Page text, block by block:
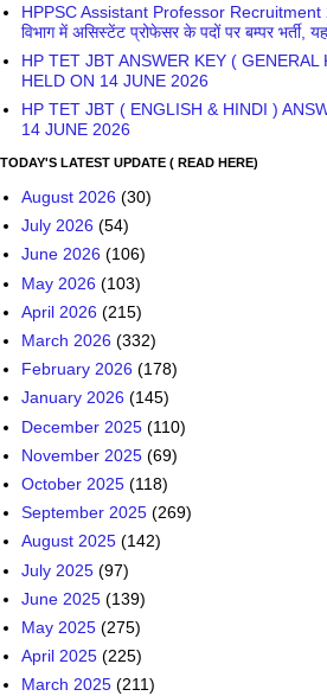
HPPSC Assistant Professor Recruitment
विभाग में असिस्टेंट प्रोफेसर के पदों पर बम्पर भर्ती,
HP TET JBT ANSWER KEY ( GENERAL
HELD ON 14 JUNE 2026
HP TET JBT ( ENGLISH & HINDI )
14 JUNE 2026
TODAY'S LATEST UPDATE ( READ HERE)
August 2026 (30)
July 2026 (54)
June 2026 (106)
May 2026 (103)
April 2026 (215)
March 2026 (332)
February 2026 (178)
January 2026 (145)
December 2025 (110)
November 2025 (69)
October 2025 (118)
September 2025 (269)
August 2025 (142)
July 2025 (97)
June 2025 (139)
May 2025 (275)
April 2025 (225)
March 2025 (211)